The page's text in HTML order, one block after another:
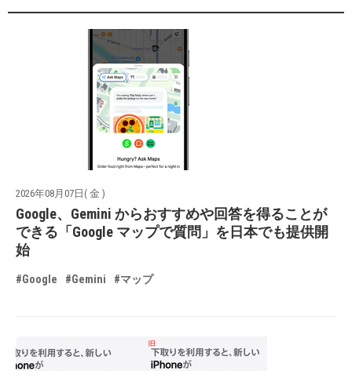
2026年08月07日( 金 )
Google、Gemini からおすすめや回答を得ることが
できる「Google マップで質問」を日本でも提供開
始
#Google #Gemini #マップ